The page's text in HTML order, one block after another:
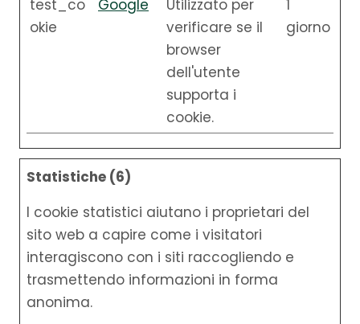
test_co
okie
Google
Utilizzato per
verificare se il
browser
dell'utente
supporta i
cookie.
1
giorno
Statistiche (6)
I cookie statistici aiutano i proprietari del
sito web a capire come i visitatori
interagiscono con i siti raccogliendo e
trasmettendo informazioni in forma
anonima.